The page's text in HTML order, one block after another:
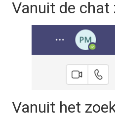
Vanuit de chat
Vanuit het